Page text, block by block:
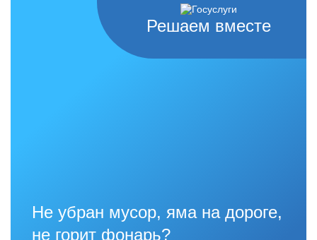
Решаем вместе
Не убран мусор, яма на дороге,
не горит фонарь?